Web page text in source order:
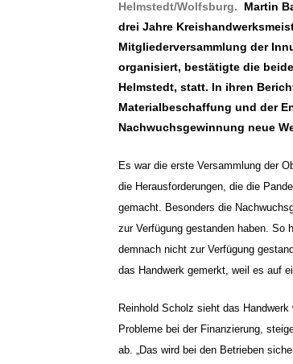
Helmstedt/Wolfsburg.
Martin
drei Jahre
Mitgliederversammlung der
organisiert, bestätigte die
Helmstedt, statt. In ihren
Materialbeschaffung und der
Nachwuchsgewinnung neue
Es war die erste Versammlung der
die Herausforderungen, die die
gemacht. Besonders die
zur Verfügung gestanden haben. So
demnach nicht zur Verfügung
das Handwerk gemerkt, weil es auf
Reinhold Scholz sieht das
Probleme bei der Finanzierung,
ab. „Das wird bei den Betrieben